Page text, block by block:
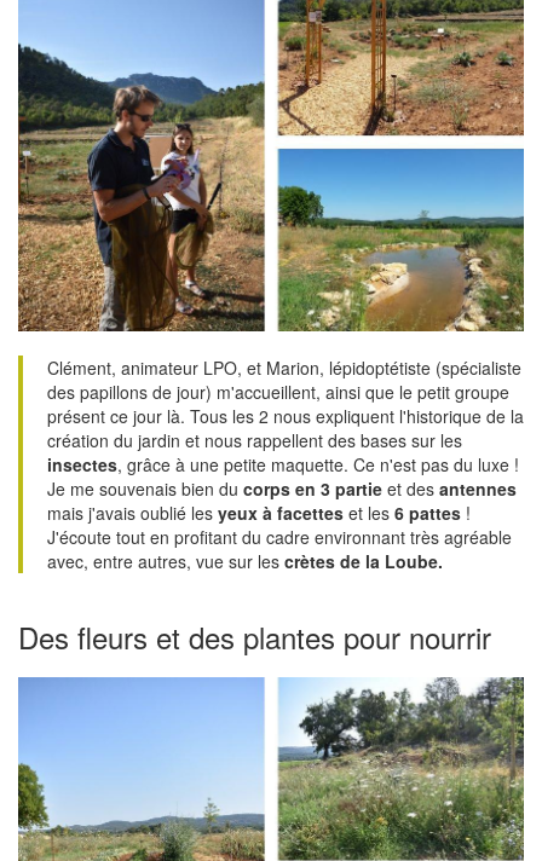
Clément, animateur LPO, et Marion, lépidoptétiste (spécialiste
des papillons de jour) m'accueillent, ainsi que le petit groupe
présent ce jour là. Tous les 2 nous expliquent l'historique de la
création du jardin et nous rappellent des bases sur les
insectes, grâce à une petite maquette. Ce n'est pas du luxe !
Je me souvenais bien du corps en 3 partie et des antennes
mais j'avais oublié les yeux à facettes et les 6 pattes !
J'écoute tout en profitant du cadre environnant très agréable
avec, entre autres, vue sur les crètes de la Loube.
Des fleurs et des plantes pour nourrir